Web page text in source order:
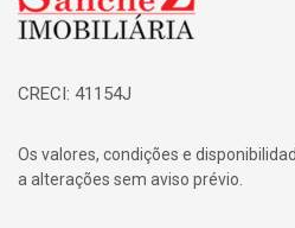
CRECI: 41154J
Os valores, condições e
a alterações sem aviso prévio.